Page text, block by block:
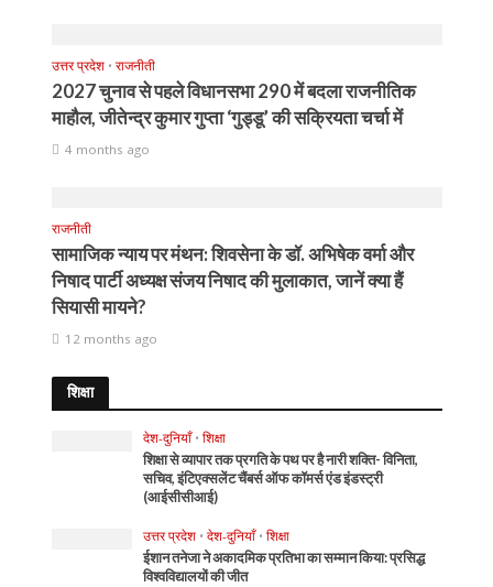
उत्तर प्रदेश • राजनीती
2027 चुनाव से पहले विधानसभा 290 में बदला राजनीतिक
माहौल, जीतेन्द्र कुमार गुप्ता ‘गुड्डू’ की सक्रियता चर्चा में
4 months ago
राजनीती
सामाजिक न्याय पर मंथन: शिवसेना के डॉ. अभिषेक वर्मा और
निषाद पार्टी अध्यक्ष संजय निषाद की मुलाकात, जानें क्या हैं
सियासी मायने?
12 months ago
शिक्षा
देश-दुनियाँ • शिक्षा
शिक्षा से व्यापार तक प्रगति के पथ पर है नारी शक्ति- विनिता,
सचिव, इंटिएक्सलेंट चैंबर्स ऑफ कॉमर्स एंड इंडस्ट्री
(आईसीसीआई)
उत्तर प्रदेश • देश-दुनियाँ • शिक्षा
ईशान तनेजा ने अकादमिक प्रतिभा का सम्मान किया: प्रसिद्ध
विश्वविद्यालयों की जीत